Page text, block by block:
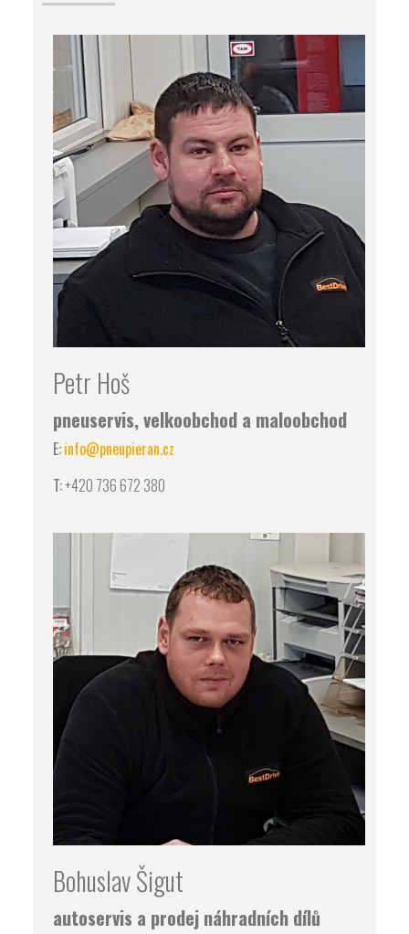
Petr Hoš
pneuservis, velkoobchod a maloobchod
E:info@pneupieran.cz
T:+420 736 672 380
Bohuslav Šigut
autoservis a prodej náhradních dílů